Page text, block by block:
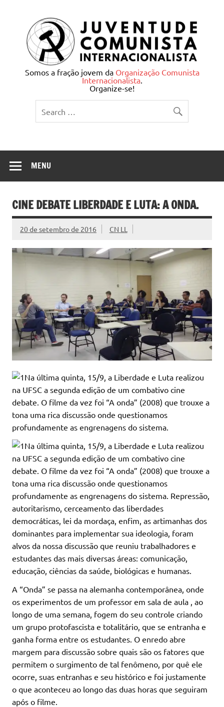
Juventude Comunista
Internacionalista
Somos a fração jovem da Organização Comunista
Internacionalista.
Organize-se!
MENU
CINE DEBATE LIBERDADE E LUTA: A ONDA.
20 de setembro de 2016 CN LL
Na última quinta, 15/9, a Liberdade e Luta realizou
na UFSC a segunda edição de um combativo cine
debate. O filme da vez foi “A onda” (2008) que trouxe a
tona uma rica discussão onde questionamos
profundamente as engrenagens do sistema.
Na última quinta, 15/9, a Liberdade e Luta realizou
na UFSC a segunda edição de um combativo cine
debate. O filme da vez foi “A onda” (2008) que trouxe a
tona uma rica discussão onde questionamos
profundamente as engrenagens do sistema. Repressão,
autoritarismo, cerceamento das liberdades
democráticas, lei da mordaça, enfim, as artimanhas dos
dominantes para implementar sua ideologia, foram
alvos da nossa discussão que reuniu trabalhadores e
estudantes das mais diversas áreas: comunicação,
educação, ciências da saúde, biológicas e humanas.
A “Onda” se passa na alemanha contemporânea, onde
os experimentos de um professor em sala de aula , ao
longo de uma semana, fogem do seu controle criando
um grupo protofascista e totalitário, que se entranha e
ganha forma entre os estudantes. O enredo abre
margem para discussão sobre quais são os fatores que
permitem o surgimento de tal fenômeno, por quê ele
ocorre, suas entranhas e seu histórico e foi justamente
o que aconteceu ao longo das duas horas que seguiram
após o filme.